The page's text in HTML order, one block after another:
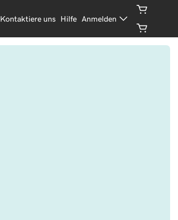
Kontaktiere uns Hilfe Anmelden